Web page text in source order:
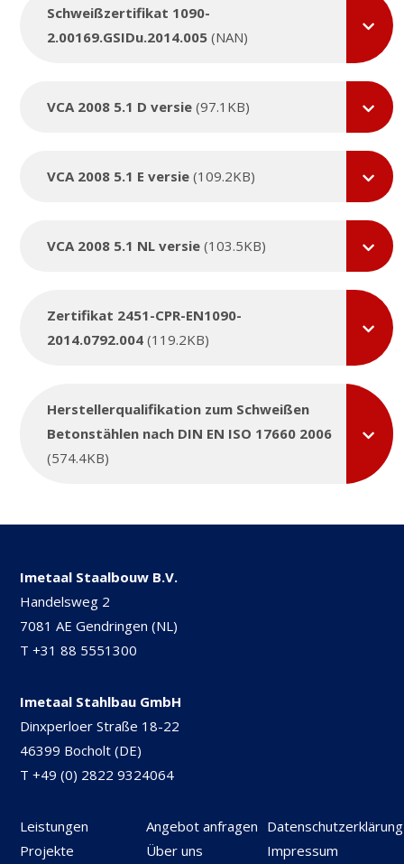
Schweißzertifikat 1090-
2.00169.GSIDu.2014.005(NAN)
VCA 2008 5.1 D versie(97.1KB)
VCA 2008 5.1 E versie(109.2KB)
VCA 2008 5.1 NL versie(103.5KB)
Zertifikat 2451-CPR-EN1090-
2014.0792.004(119.2KB)
Herstellerqualifikation zum Schweißen
Betonstählen nach DIN EN ISO 17660 2006
(574.4KB)
Imetaal Staalbouw B.V.
Handelsweg 2
7081 AE Gendringen (NL)
T+31 88 5551300
Imetaal Stahlbau GmbH
Dinxperloer Straße 18-22
46399 Bocholt (DE)
T+49 (0) 2822 9324064
Leistungen
Projekte
Angebot anfragen
Über uns
Datenschutzerklärung
Impressum